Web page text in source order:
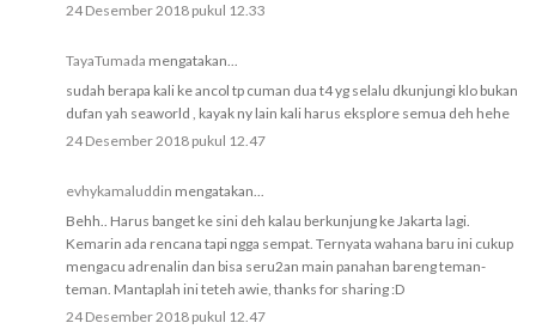
24 Desember 2018 pukul 12.33
TayaTumada mengatakan...
sudah berapa kali ke ancol tp cuman dua t4 yg selalu dkunjungi klo bukan
dufan yah seaworld , kayak ny lain kali harus eksplore semua deh hehe
24 Desember 2018 pukul 12.47
evhykamaluddin mengatakan...
Behh.. Harus banget ke sini deh kalau berkunjung ke Jakarta lagi.
Kemarin ada rencana tapi ngga sempat. Ternyata wahana baru ini cukup
mengacu adrenalin dan bisa seru2an main panahan bareng teman-
teman. Mantaplah ini teteh awie, thanks for sharing :D
24 Desember 2018 pukul 12.47